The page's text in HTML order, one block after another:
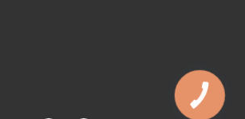
КНОПКА
ЗВ'ЯЗКУ